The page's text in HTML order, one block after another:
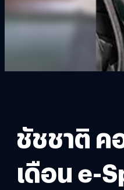
ชัชชาติ ค
เดือน e-